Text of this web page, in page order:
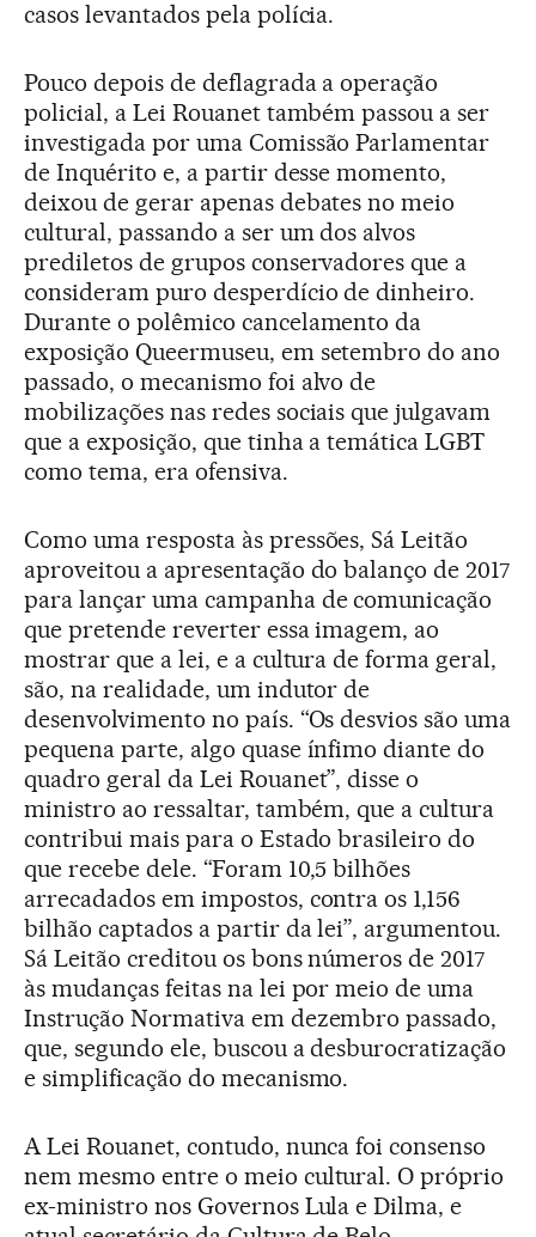
casos levantados pela polícia.
Pouco depois de deflagrada a operação
policial, a Lei Rouanet também passou a ser
investigada por uma Comissão Parlamentar
de Inquérito e, a partir desse momento,
deixou de gerar apenas debates no meio
cultural, passando a ser um dos alvos
prediletos de grupos conservadores que a
consideram puro desperdício de dinheiro.
Durante o polêmico cancelamento da
exposição Queermuseu, em setembro do ano
passado, o mecanismo foi alvo de
mobilizações nas redes sociais que julgavam
que a exposição, que tinha a temática LGBT
como tema, era ofensiva.
Como uma resposta às pressões, Sá Leitão
aproveitou a apresentação do balanço de 2017
para lançar uma campanha de comunicação
que pretende reverter essa imagem, ao
mostrar que a lei, e a cultura de forma geral,
são, na realidade, um indutor de
desenvolvimento no país. “Os desvios são uma
pequena parte, algo quase ínfimo diante do
quadro geral da Lei Rouanet”, disse o
ministro ao ressaltar, também, que a cultura
contribui mais para o Estado brasileiro do
que recebe dele. “Foram 10,5 bilhões
arrecadados em impostos, contra os 1,156
bilhão captados a partir da lei”, argumentou.
Sá Leitão creditou os bons números de 2017
às mudanças feitas na lei por meio de uma
Instrução Normativa em dezembro passado,
que, segundo ele, buscou a desburocratização
e simplificação do mecanismo.
A Lei Rouanet, contudo, nunca foi consenso
nem mesmo entre o meio cultural. O próprio
ex-ministro nos Governos Lula e Dilma, e